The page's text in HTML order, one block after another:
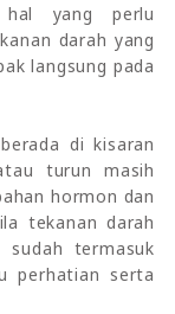
yang perlu
darah yang
langsung pada
di kisaran
turun masih
hormon dan
tekanan darah
sudah termasuk
perhatian serta